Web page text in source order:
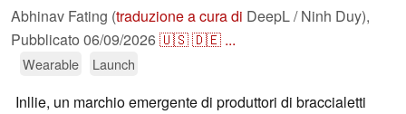
Abhinav Fating (traduzione a cura di DeepL / Ninh Duy),
Pubblicato 06/09/2026🇺🇸🇩🇪 ...
Wearable Launch
Inllie, un marchio emergente di produttori di braccialetti